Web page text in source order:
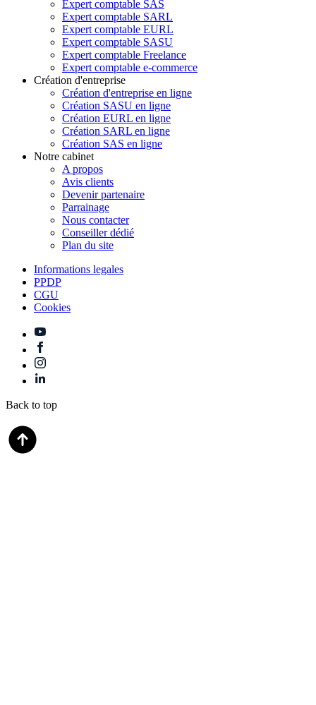
Expert comptable SAS
Expert comptable SARL
Expert comptable EURL
Expert comptable SASU
Expert comptable Freelance
Expert comptable e-commerce
Création d'entreprise
Création d'entreprise en ligne
Création SASU en ligne
Création EURL en ligne
Création SARL en ligne
Création SAS en ligne
Notre cabinet
A propos
Avis clients
Devenir partenaire
Parrainage
Nous contacter
Conseiller dédié
Plan du site
Informations legales
PPDP
CGU
Cookies
Back to top